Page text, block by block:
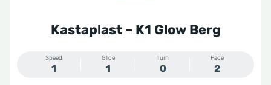
Kastaplast – K1 Glow Berg
Speed
1
Glide
1
Turn
0
Fade
2